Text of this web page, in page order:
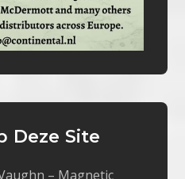
Deze Site
– Magnetic